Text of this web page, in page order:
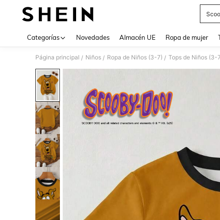
Categorías Novedades Almacén UE Ropa de mujer
Página principal / Niños / Ropa de Niños (3-7) / Tops de Niños (3-